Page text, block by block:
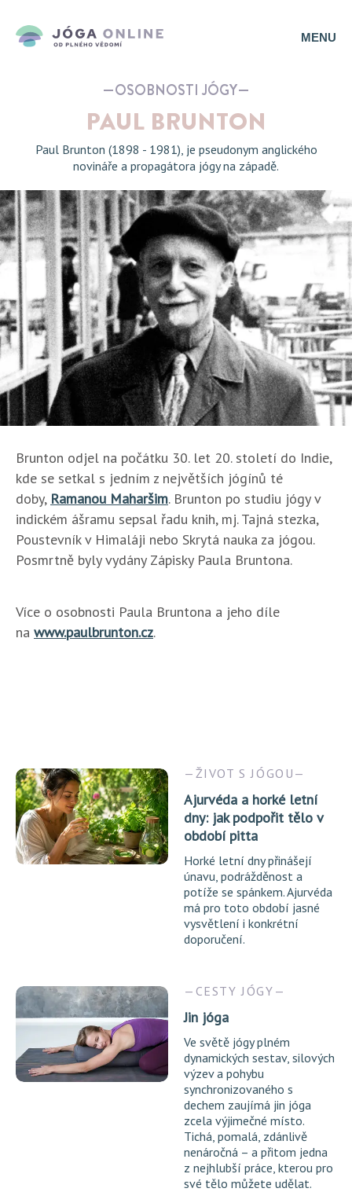
MENU
OSOBNOSTI JÓGY
PAUL BRUNTON
Paul Brunton (1898 - 1981), je pseudonym anglického
novináře a propagátora jógy na západě.
Brunton odjel na počátku 30. let 20. století do Indie,
kde se setkal s jedním z největších jógínů té
doby, Ramanou Maharšim. Brunton po studiu jógy v
indickém ášramu sepsal řadu knih, mj. Tajná stezka,
Poustevník v Himaláji nebo Skrytá nauka za jógou.
Posmrtně byly vydány Zápisky Paula Bruntona.
Více o osobnosti Paula Bruntona a jeho díle
na www.paulbrunton.cz.
ŽIVOT S JÓGOU
Ajurvéda a horké letní
dny: jak podpořit tělo v
období pitta
Horké letní dny přinášejí
únavu, podrážděnost a
potíže se spánkem. Ajurvéda
má pro toto období jasné
vysvětlení i konkrétní
doporučení.
CESTY JÓGY
Jin jóga
Ve světě jógy plném
dynamických sestav, silových
výzev a pohybu
synchronizovaného s
dechem zaujímá jin jóga
zcela výjimečné místo.
Tichá, pomalá, zdánlivě
nenáročná – a přitom jedna
z nejhlubší práce, kterou pro
své tělo můžete udělat.